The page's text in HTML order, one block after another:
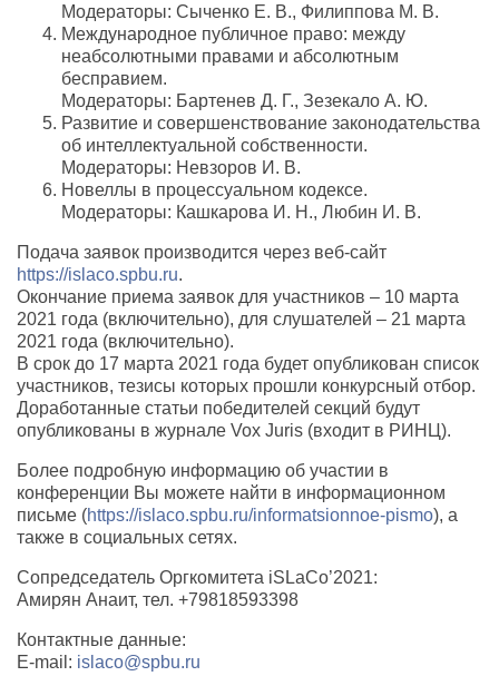
Модераторы: Сыченко Е. В., Филиппова М. В.
Международное публичное право: между
неабсолютными правами и абсолютным
бесправием.
Модераторы: Бартенев Д. Г., Зезекало А. Ю.
Развитие и совершенствование законодательства
об интеллектуальной собственности.
Модераторы: Невзоров И. В.
Новеллы в процессуальном кодексе.
Модераторы: Кашкарова И. Н., Любин И. В.
Подача заявок производится через веб-сайт
https://islaco.spbu.ru.
Окончание приема заявок для участников – 10 марта
2021 года (включительно), для слушателей – 21 марта
2021 года (включительно).
В срок до 17 марта 2021 года будет опубликован список
участников, тезисы которых прошли конкурсный отбор.
Доработанные статьи победителей секций будут
опубликованы в журнале Vox Juris (входит в РИНЦ).
Более подробную информацию об участии в
конференции Вы можете найти в информационном
письме (https://islaco.spbu.ru/informatsionnoe-pismo), а
также в социальных сетях.
Сопредседатель Оргкомитета iSLaCo’2021:
Амирян Анаит, тел. +79818593398
Контактные данные:
E-mail: islaco@spbu.ru